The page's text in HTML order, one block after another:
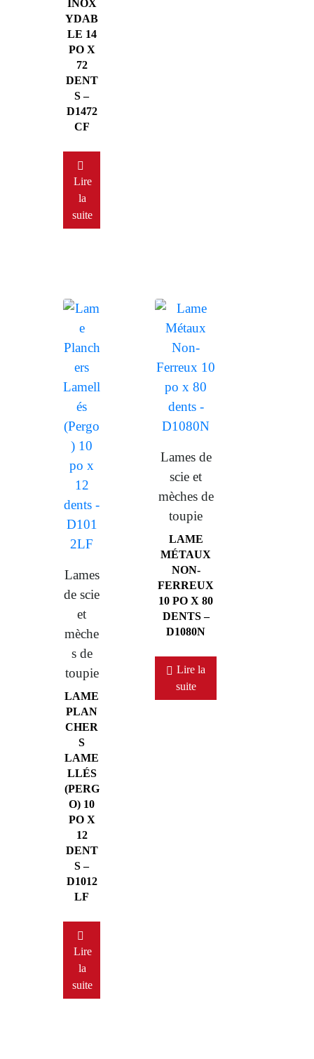
INOX
YDAB
LE 14
PO X
72
DENT
S –
D1472
CF
Lire
la
suite
Lames
de scie
et
mèche
s de
toupie
LAME
PLAN
CHER
S
LAME
LLÉS
(PERG
O) 10
PO X
12
DENT
S –
D1012
LF
Lire
la
suite
Lames de
scie et
mèches de
toupie
LAME
MÉTAUX
NON-
FERREUX
10 PO X 80
DENTS –
D1080N
Lire la
suite